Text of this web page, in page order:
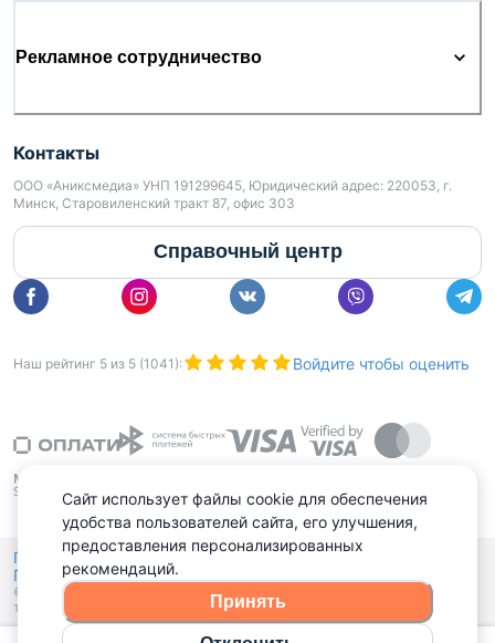
Рекламное сотрудничество
Контакты
ООО «Аниксмедиа» УНП 191299645, Юридический адрес: 220053, г.
Минск, Старовиленский тракт 87, офис 303
Справочный центр
Наш рейтинг 5 из 5 (1041 ): Войдите чтобы оценить
Политика конфиденциальности,
Политика обработки файлов куки
© 2015 - 2026, Domovita.by. Копирование материалов допускается
только при наличии активной ссылки.
Сайт использует файлы cookie для обеспечения
удобства пользователей сайта, его улучшения,
предоставления персонализированных
рекомендаций.
Принять